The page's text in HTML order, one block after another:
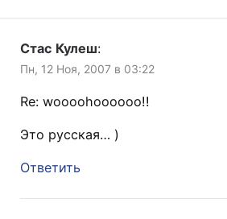
Стас Кулеш:
Пн, 12 Ноя, 2007 в 03:22
Re: woooohoooooo!!
Это русская… )
Ответить